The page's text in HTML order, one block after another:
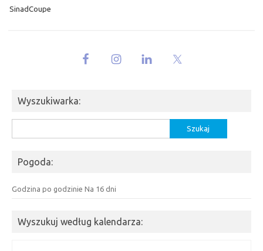
SinadCoupe
Wyszukiwarka:
Pogoda:
Godzina po godzinie Na 16 dni
Wyszukuj według kalendarza: